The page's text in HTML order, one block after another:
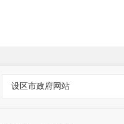
设区市政府网站